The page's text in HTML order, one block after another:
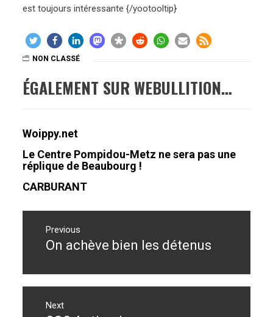
est toujours intéressante {/yootooltip}
NON CLASSÉ
ÉGALEMENT SUR WEBULLITION…
Woippy.net
Le Centre Pompidou-Metz ne sera pas une
réplique de Beaubourg !
CARBURANT
Navigation
l’article
Previous
Previous
On achève bien les détenus
Next